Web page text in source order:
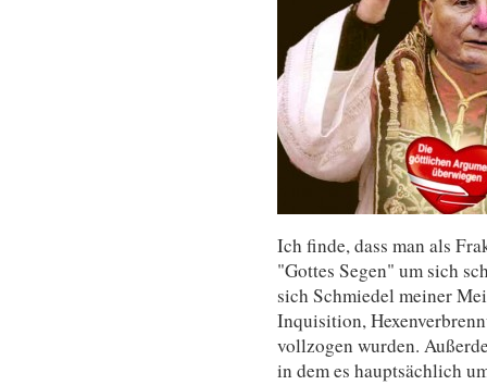
Ich finde, dass man als
"Gottes Segen" um sich
sich Schmiedel meiner
Inquisition,
vollzogen wurden.
in dem es hauptsächlich